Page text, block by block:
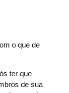
o que de
ter que
de sua